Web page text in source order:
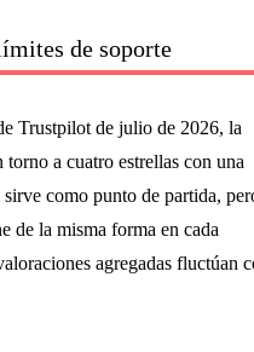
de soporte
Trustpilot de julio de 2026, la
torno a cuatro estrellas con una
como punto de partida,
de la misma forma en cada
agregadas fluctúan